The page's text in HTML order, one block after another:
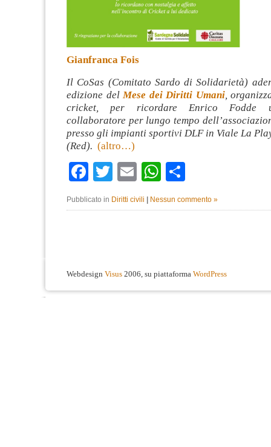
Gianfranca Fois
Il CoSas (Comitato Sardo di Solidarietà)
edizione delMese dei Diritti Umani,
cricket, per ricordare Enrico Fodde
collaboratore per lungo tempo
presso gli impianti sportivi DLF in Viale La
(Red). (altro…)
Facebook
TwitterEmailWhatsApp
Pubblicato in Diritti civili | Nessun commento »
Webdesign Visus 2006, su piattaforma WordPress